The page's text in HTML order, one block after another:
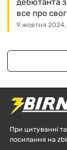
9 жовтня
дебютанта
все про
При цитуванні
посилання на